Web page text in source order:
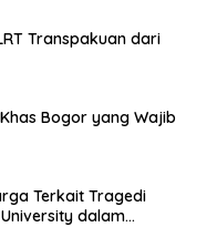
Transpakuan dari
Bogor yang Wajib
Terkait Tragedi
dalam